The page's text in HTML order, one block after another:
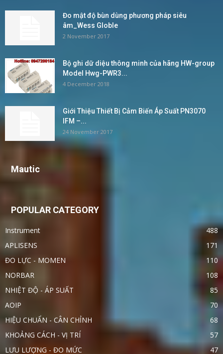
Đo mật độ bùn dùng phương pháp siêu
âm_Wess Globle
2 November 2017
Bộ ghi dữ diệu thông minh của hãng HW-group
Model Hwg-PWR3...
4 December 2018
Giới Thiệu Thiết Bị Cảm Biến Áp Suất PN3070
IFM –...
24 November 2017
Mautic
POPULAR CATEGORY
Instrument
488
APLISENS
171
ĐO LỰC - MOMEN
110
NORBAR
108
NHIỆT ĐỘ - ÁP SUẤT
85
AOIP
70
HIỆU CHUẨN - CÂN CHỈNH
68
KHOẢNG CÁCH - VỊ TRÍ
57
LƯU LƯỢNG - ĐO MỨC
47